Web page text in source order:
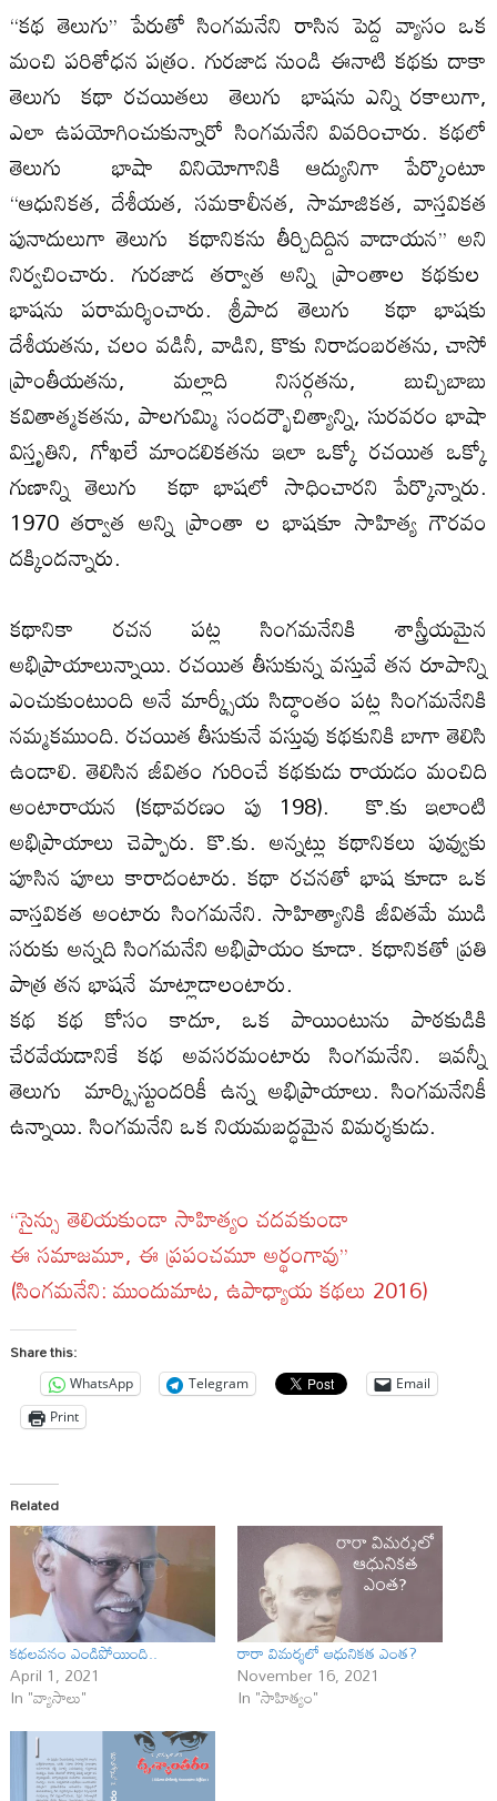
‘‘కథ తెలుగు’’ పేరుతో సింగమనేని రాసిన పెద్ద వ్యాసం ఒక
మంచి పరిశోధన పత్రం. గురజాడ నుండి ఈనాటి కథకు దాకా
తెలుగు కథా రచయితలు తెలుగు భాషను ఎన్ని రకాలుగా,
ఎలా ఉపయోగించుకున్నారో సింగమనేని వివరించారు. కథలో
తెలుగు భాషా వినియోగానికి ఆద్యునిగా పేర్కొంటూ
‘‘ఆధునికత, దేశీయత, సమకాలీనత, సామాజికత, వాస్తవికత
పునాదులుగా తెలుగు కథానికను తీర్చిదిద్దిన వాడాయన’’ అని
నిర్వచించారు. గురజాడ తర్వాత అన్ని ప్రాంతాల కథకుల
భాషను పరామర్శించారు. శ్రీపాద తెలుగు కథా భాషకు
దేశీయతను, చలం వడినీ, వాడిని, కొకు నిరాడంబరతను, చాసో
ప్రాంతీయతను, మల్లాది నిసర్గతను, బుచ్చిబాబు
కవితాత్మకతను, పాల‌గుమ్మి సందర్భౌచిత్యాన్ని, సురవరం భాషా
విస్తృతిని, గోఖలే మాండలికతను ఇలా ఒక్కో రచయిత ఒక్కో
గుణాన్ని తెలుగు కథా భాషలో సాధించారని పేర్కొన్నారు.
1970 తర్వాత అన్ని ప్రాంతా ల భాషకూ సాహిత్య గౌరవం
దక్కిందన్నారు.
కథానికా రచన పట్ల సింగమనేనికి శాస్త్రీయమైన
అభిప్రాయాలున్నాయి. రచయిత తీసుకున్న వస్తువే తన రూపాన్ని
ఎంచుకుంటుంది అనే మార్క్సీయ‌ సిద్ధాంతం పట్ల సింగమనేనికి
నమ్మకముంది. రచయిత తీసుకునే వస్తువు కథకునికి బాగా తెలిసి
ఉండాలి. తెలిసిన జీవితం గురించే కథకుడు రాయడం మంచిది
అంటారాయన (కథావరణం పు 198). కొ.కు ఇలాంటి
అభిప్రాయాలు చెప్పారు. కొ.కు. అన్నట్లు కథానికలు పువ్వుకు
పూసిన పూలు కారాదంటారు. కథా రచనతో భాష కూడా ఒక
వాస్తవికత అంటారు సింగమనేని. సాహిత్యానికి జీవితమే ముడి
సరుకు అన్నది సింగమనేని అభిప్రాయం కూడా. కథానికతో ప్రతి
పాత్ర తన భాషనే మాట్లాడాలంటారు.
కథ కథ కోసం కాదూ, ఒక పాయింటును పాఠకుడికి
చేరవేయడానికే కథ అవసరమంటారు సింగమనేని. ఇవన్నీ
తెలుగు మార్క్సిస్టుందరికీ ఉన్న అభిప్రాయాలు. సింగమనేనికీ
ఉన్నాయి. సింగమనేని ఒక నియమబద్ధమైన విమర్శకుడు.
‘‘సైన్సు తెలియకుండా సాహిత్యం చదవకుండా
ఈ సమాజమూ, ఈ ప్రపంచమూ అర్థంగావు’’
(సింగమనేని: ముందుమాట, ఉపాధ్యాయ కథలు 2016)
Share this:
WhatsApp Telegram
Email
Print
Related
కథలవనం ఎండిపోయింది..
April 1, 2021
In "వ్యాసాలు"
రారా విమర్శలో ఆధునికత ఎంత?
November 16, 2021
In "సాహిత్యం"